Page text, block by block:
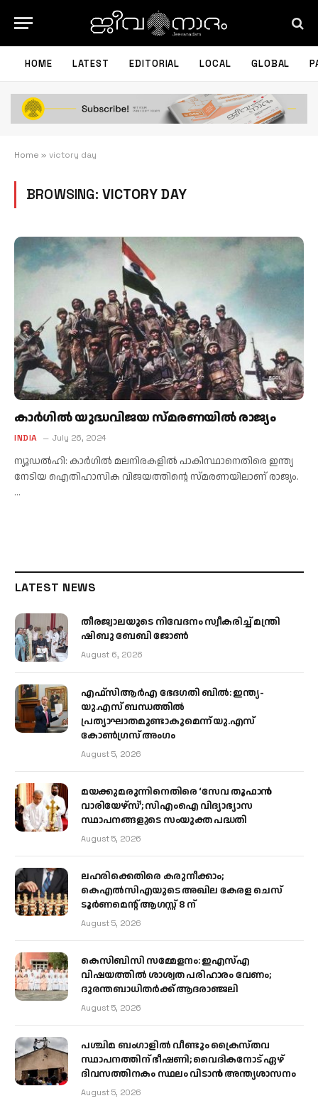
HOME LATEST EDITORIAL LOCAL GLOBAL
Home » victory day
BROWSING: VICTORY DAY
കാര്‍ഗില്‍ യുദ്ധവിജയ സ്മരണയില്‍ രാജ്യം
INDIA July 26, 2024
ന്യൂഡല്‍ഹി: കാര്‍ഗില്‍ മലനിരകളില്‍ പാകിസ്ഥാനെതിരെ ഇന്ത്യ
നേടിയ ഐതിഹാസിക വിജയത്തിന്റെ സ്മരണയിലാണ് രാജ്യം.
…
LATEST NEWS
തീരജ്വാലയുടെ നിവേദനം സ്വീകരിച്ച് മന്ത്രി
ഷിബു ബേബി ജോൺ
August 6, 2026
എഫ്‌സിആർഎ ഭേദഗതി ബിൽ: ഇന്ത്യ-
യു.എസ് ബന്ധത്തിൽ
പ്രത്യാഘാതമുണ്ടാകുമെന്ന് യു.എസ്
കോൺഗ്രസ് അംഗം
August 5, 2026
മയക്കുമരുന്നിനെതിരെ ‘സേവ തൂഫാൻ
വാരിയേഴ്‌സ്’; സിഎംഐ വിദ്യാഭ്യാസ
സ്ഥാപനങ്ങളുടെ സംയുക്ത പദ്ധതി
August 5, 2026
ലഹരിക്കെതിരെ കരുനീക്കാം;
കെഎൽസിഎയുടെ അഖില കേരള ചെസ്
ടൂർണമെന്റ് ആഗസ്റ്റ് 8 ന്
August 5, 2026
കെസിബിസി സമ്മേളനം: ഇഎസ്എ
വിഷയത്തിൽ ശാശ്വത പരിഹാരം വേണം;
ദുരന്തബാധിതർക്ക് ആദരാഞ്ജലി
August 5, 2026
പശ്ചിമ ബംഗാളിൽ വീണ്ടും ക്രൈസ്തവ
സ്ഥാപനത്തിന് ഭീഷണി; വൈദികനോട് ഏഴ്
ദിവസത്തിനകം സ്ഥലം വിടാൻ അന്ത്യശാസനം
August 5, 2026